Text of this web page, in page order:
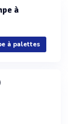
à
à palettes